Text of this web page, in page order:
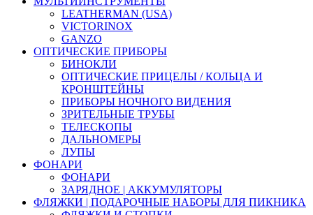
LEATHERMAN (USA)
VICTORINOX
GANZO
ОПТИЧЕСКИЕ ПРИБОРЫ
БИНОКЛИ
ОПТИЧЕСКИЕ ПРИЦЕЛЫ / КОЛЬЦА И
КРОНШТЕЙНЫ
ПРИБОРЫ НОЧНОГО ВИДЕНИЯ
ЗРИТЕЛЬНЫЕ ТРУБЫ
ТЕЛЕСКОПЫ
ДАЛЬНОМЕРЫ
ЛУПЫ
ФОНАРИ
ФОНАРИ
ЗАРЯДНОЕ | АККУМУЛЯТОРЫ
ФЛЯЖКИ | ПОДАРОЧНЫЕ НАБОРЫ ДЛЯ ПИКНИКА